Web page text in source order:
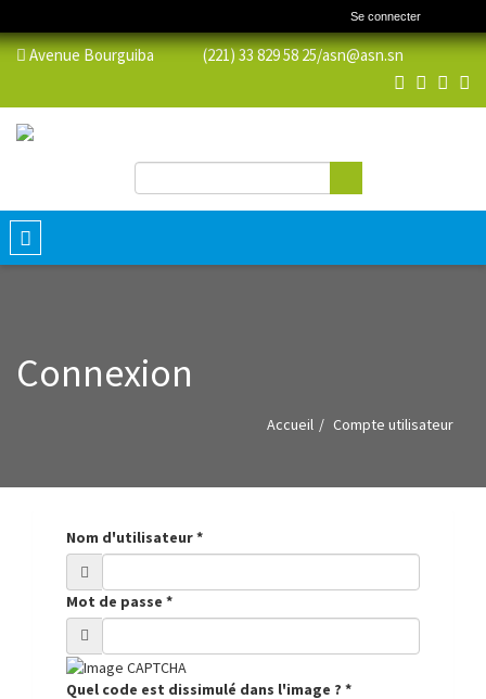
Se connecter
Avenue Bourguiba (221) 33 829 58 25/asn@asn.sn
Formulaire de recherche
Toggle
navigation
Connexion
Accueil Compte utilisateur
Nom d'utilisateur*
Mot de passe *
Quel code est dissimulé dans l'image ? *